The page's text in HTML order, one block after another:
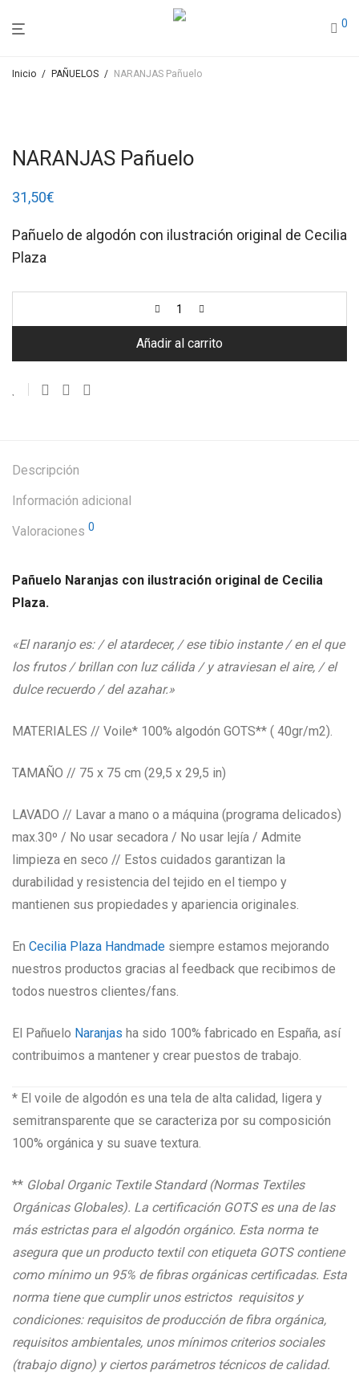
0
Inicio / PAÑUELOS / NARANJAS Pañuelo
NARANJAS Pañuelo
31,50€
Pañuelo de algodón con ilustración original de Cecilia
Plaza
Añadir al carrito
Descripción
Información adicional
Valoraciones 0
Pañuelo Naranjas con ilustración original de Cecilia
Plaza.
«El naranjo es: / el atardecer, / ese tibio instante / en el que
los frutos / brillan con luz cálida / y atraviesan el aire, / el
dulce recuerdo / del azahar.»
MATERIALES // Voile* 100% algodón GOTS** ( 40gr/m2).
TAMAÑO // 75 x 75 cm (29,5 x 29,5 in)
LAVADO // Lavar a mano o a máquina (programa delicados)
max.30º / No usar secadora / No usar lejía / Admite
limpieza en seco // Estos cuidados garantizan la
durabilidad y resistencia del tejido en el tiempo y
mantienen sus propiedades y apariencia originales.
En Cecilia Plaza Handmade siempre estamos mejorando
nuestros productos gracias al feedback que recibimos de
todos nuestros clientes/fans.
El Pañuelo Naranjas ha sido 100% fabricado en España, así
contribuimos a mantener y crear puestos de trabajo.
* El voile de algodón es una tela de alta calidad, ligera y
semitransparente que se caracteriza por su composición
100% orgánica y su suave textura.
** Global Organic Textile Standard (Normas Textiles
Orgánicas Globales). La certificación GOTS es una de las
más estrictas para el algodón orgánico. Esta norma te
asegura que un producto textil con etiqueta GOTS contiene
como mínimo un 95% de fibras orgánicas certificadas. Esta
norma tiene que cumplir unos estrictos requisitos y
condiciones: requisitos de producción de fibra orgánica,
requisitos ambientales, unos mínimos criterios sociales
(trabajo digno) y ciertos parámetros técnicos de calidad.